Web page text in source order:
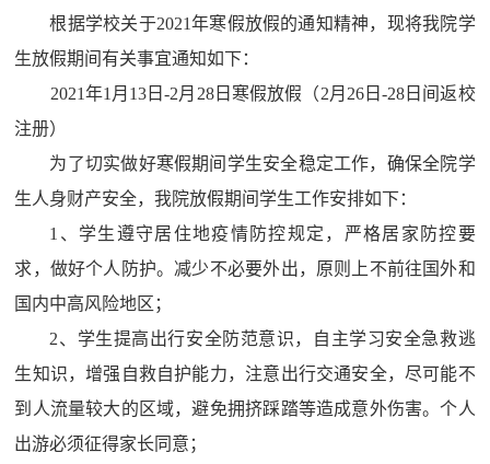
根据学校关于2021年寒假放假的通知精神，现将我院学
生放假期间有关事宜通知如下：
2021年1 月 13 日-2月 28日寒假放假（2月 26日-28 日间返校
注册）
为了切实做好寒假期间学生安全稳定工作，确保全院学
生人身财产安全，我院放假期间学生工作安排如下：
1 、学生遵守居住地疫情防控规定，严格居家防控要
求，做好个人防护。减少不必要外出，原则上不前往国外和
国内中高风险地区；
2、学生提高出行安全防范意识，自主学习安全急救逃
生知识，增强自救自护能力，注意出行交通安全，尽可能不
到人流量较大的区域，避免拥挤踩踏等造成意外伤害。个人
出游必须征得家长同意；